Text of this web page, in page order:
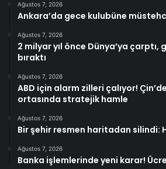
Ağustos 7, 2026
Ankara’da gece kulubüne
Ağustos 7, 2026
2 milyar yıl önce Dünya’ya çarptı,
bıraktı
Ağustos 7, 2026
ABD için alarm zilleri çalıyor!
ortasında stratejik hamle
Ağustos 7, 2026
Bir şehir resmen haritadan silindi:
Ağustos 7, 2026
Banka işlemlerinde yeni karar!